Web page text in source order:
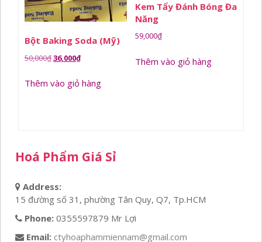
Bột Baking Soda (Mỹ)
50,000₫Giá
là:
36,000₫Giá
tại
Thêm vào giỏ hàng
Kem Tẩy Đánh Bóng Đa
Năng
59,000₫
Thêm vào giỏ hàng
Hoá Phẩm Giá Sỉ
Address:
15 đường số 31, phường Tân Quy, Q7, Tp.HCM
Phone: 0355597879 Mr Lợi
Email: ctyhoaphammiennam@gmail.com